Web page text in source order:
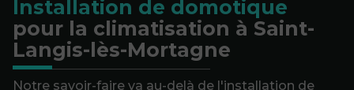
Installation de domotique
pour la climatisation à Saint-
Langis-lès-Mortagne
Notre savoir-faire va au-delà de l'installation de